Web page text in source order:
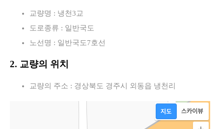
교량명 : 냉천3교
도로종류 : 일반국도
노선명 : 일반국도7호선
2. 교량의 위치
교량의 주소 : 경상북도 경주시 외동읍 냉천리